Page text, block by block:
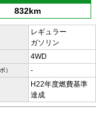
832km
レギュラー
ガソリン
4WD
） -
H22年度燃費基準
達成